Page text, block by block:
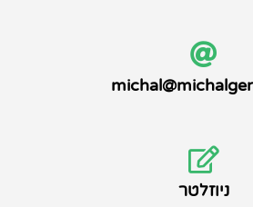
ניוזלטר